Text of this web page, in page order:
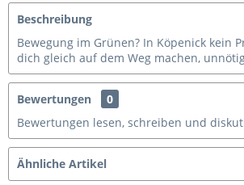
Beschreibung
Bewegung im Grünen? In Köpenick kein
dich gleich auf dem Weg machen,
Bewertungen
0
Bewertungen lesen, schreiben und
Ähnliche Artikel